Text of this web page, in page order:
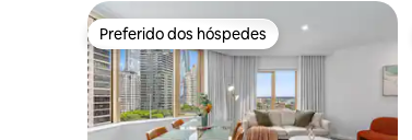
Preferido dos hóspedes
Preferido dos hóspedes